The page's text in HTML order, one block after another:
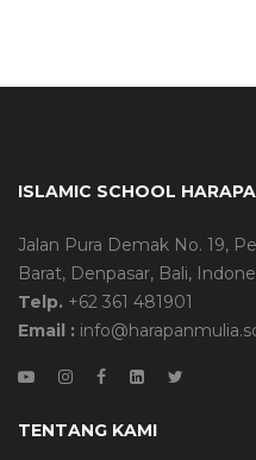
ISLAMIC SCHOOL
Jalan Pura Demak No. 19,
Barat, Denpasar, Bali,
Telp. +62 361 481901
Email :
TENTANG KAMI